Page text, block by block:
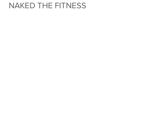
NAKED THE FITNESS